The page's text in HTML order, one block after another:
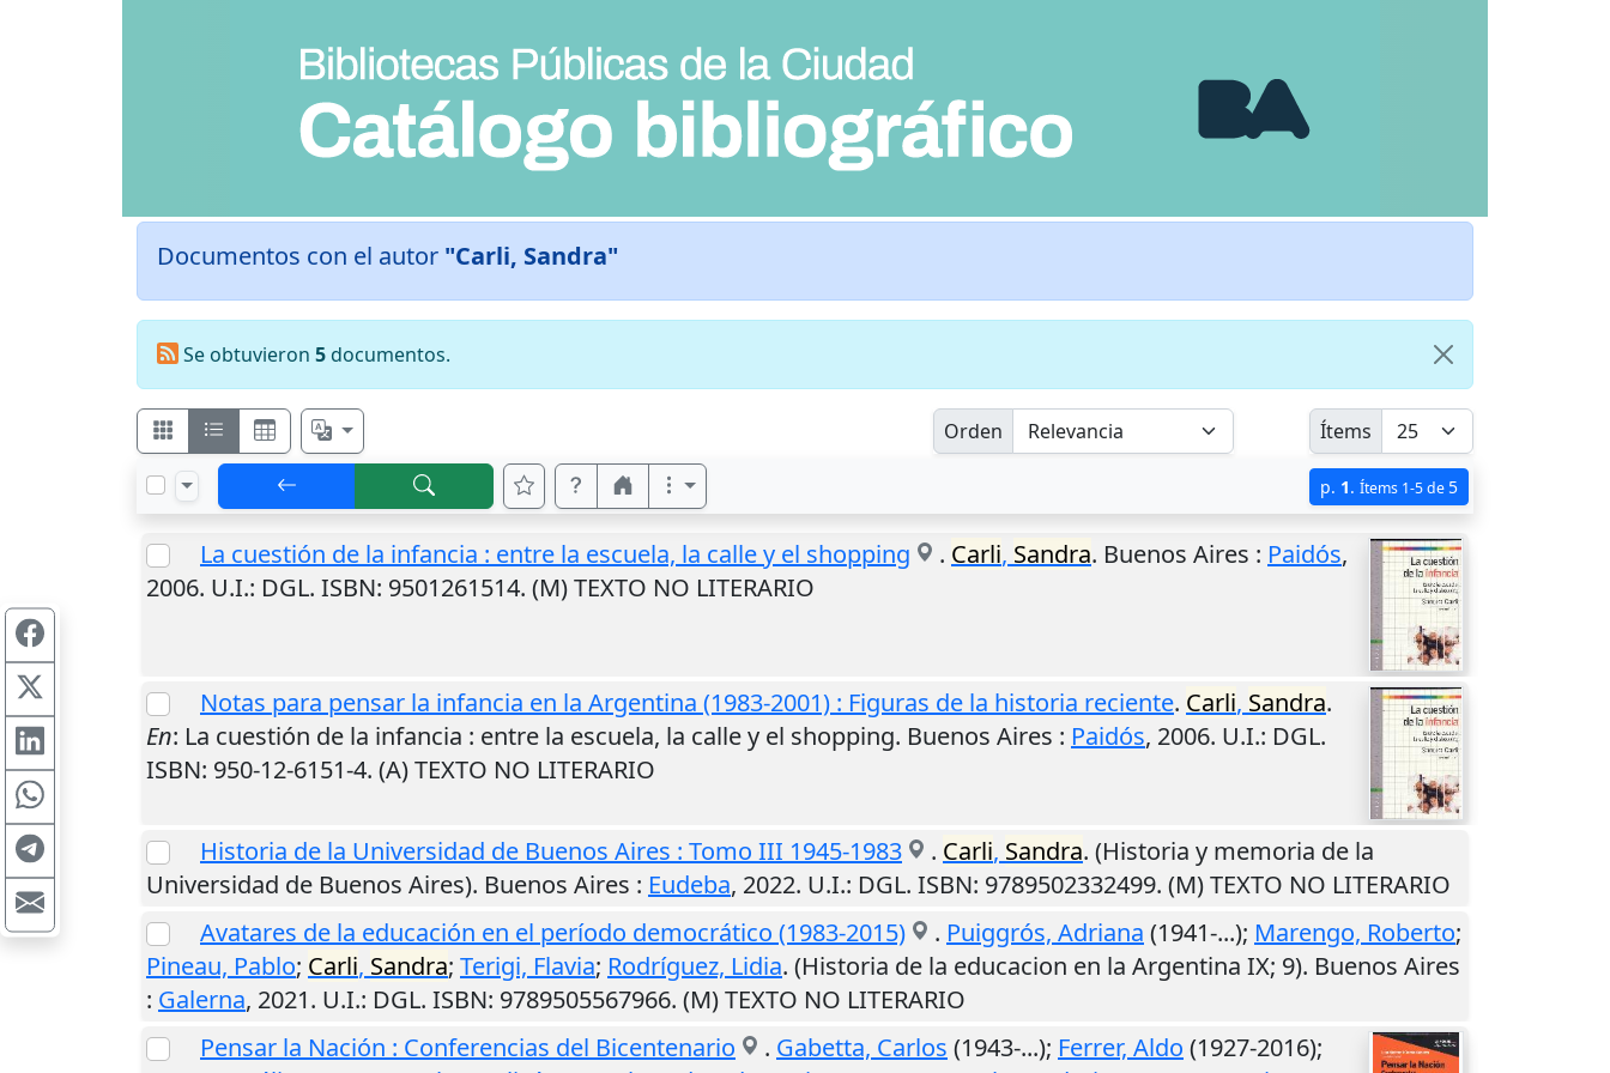
Documentos con el autor "Carli, Sandra"
Se obtuvieron 5documentos.
Orden Ítems
p. 1. Ítems 1-5 de 5
La cuestión de la infancia : entre la escuela, la calle y el shopping . Carli, Sandra. Buenos Aires : Paidós,
2006. U.I.: DGL. ISBN: 9501261514. (M) TEXTO NO LITERARIO
Notas para pensar la infancia en la Argentina (1983-2001) : Figuras de la historia reciente. Carli, Sandra.
En: La cuestión de la infancia : entre la escuela, la calle y el shopping. Buenos Aires : Paidós, 2006. U.I.: DGL.
ISBN: 950-12-6151-4. (A) TEXTO NO LITERARIO
Historia de la Universidad de Buenos Aires : Tomo III 1945-1983 . Carli, Sandra. (Historia y memoria de la
Universidad de Buenos Aires). Buenos Aires : Eudeba, 2022. U.I.: DGL. ISBN: 9789502332499. (M) TEXTO NO LITERARIO
Avatares de la educación en el período democrático (1983-2015)
. Puiggrós, Adriana (1941-...); Marengo, Roberto;
Pineau, Pablo; Carli, Sandra; Terigi, Flavia; Rodríguez, Lidia. (Historia de la educacion en la Argentina IX; 9). Buenos Aires
: Galerna, 2021. U.I.: DGL. ISBN: 9789505567966. (M) TEXTO NO LITERARIO
Pensar la Nación : Conferencias del Bicentenario
. Gabetta, Carlos (1943-...); Ferrer, Aldo (1927-2016);